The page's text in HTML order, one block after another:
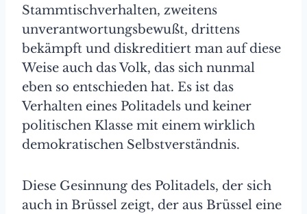
Stammtischverhalten, zweitens
unverantwortungsbewußt, drittens
bekämpft und diskreditiert man auf diese
Weise auch das Volk, das sich nunmal
eben so entschieden hat. Es ist das
Verhalten eines Politadels und keiner
politischen Klasse mit einem wirklich
demokratischen Selbstverständnis.
Diese Gesinnung des Politadels, der sich
auch in Brüssel zeigt, der aus Brüssel eine